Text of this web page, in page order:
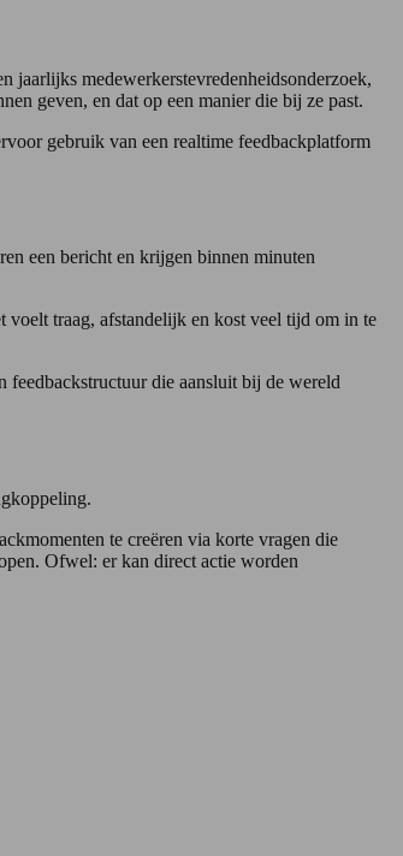
jaarlijks medewerkerstevredenheidsonderzoek,
geven, en dat op een manier die bij ze past.
gebruik van een realtime feedbackplatform
een bericht en krijgen binnen minuten
voelt traag, afstandelijk en kost veel tijd om in te
feedbackstructuur die aansluit bij de wereld
te creëren via korte vragen die
Ofwel: er kan direct actie worden